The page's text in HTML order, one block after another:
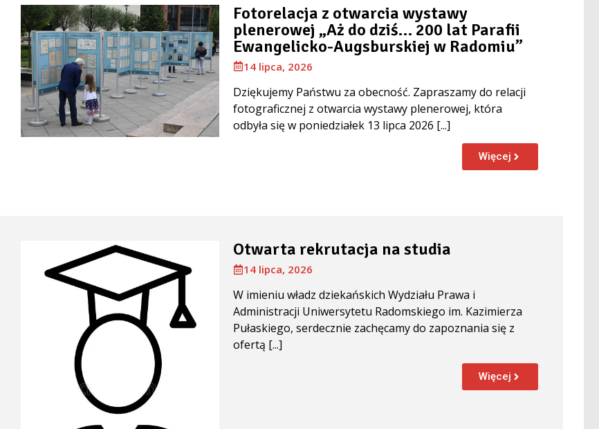
Fotorelacja z otwarcia wystawy
plenerowej „Aż do dziś… 200 lat Parafii
Ewangelicko-Augsburskiej w Radomiu”
14 lipca, 2026
Dziękujemy Państwu za obecność. Zapraszamy do relacji
fotograficznej z otwarcia wystawy plenerowej, która
odbyła się w poniedziałek 13 lipca 2026 [...]
Więcej
Otwarta rekrutacja na studia
14 lipca, 2026
W imieniu władz dziekańskich Wydziału Prawa i
Administracji Uniwersytetu Radomskiego im. Kazimierza
Pułaskiego, serdecznie zachęcamy do zapoznania się z
ofertą [...]
Więcej